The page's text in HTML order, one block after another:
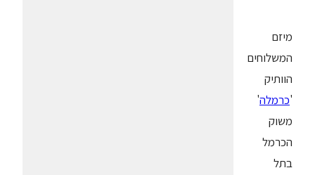
מיזם
המשלוחים
הוותיק
'כרמלה'
משוק
הכרמל
בתל